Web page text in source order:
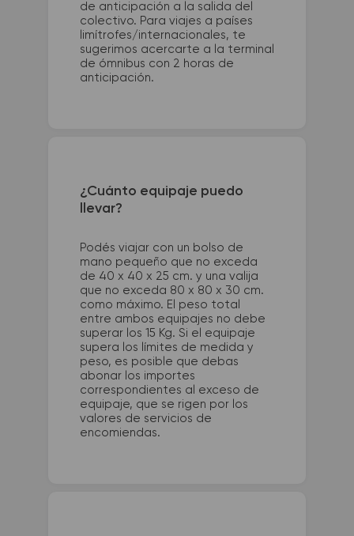
de anticipación a la salida del
colectivo. Para viajes a países
limítrofes/internacionales, te
sugerimos acercarte a la terminal
de ómnibus con 2 horas de
anticipación.
¿Cuánto equipaje puedo
llevar?
Podés viajar con un bolso de
mano pequeño que no exceda
de 40 x 40 x 25 cm. y una valija
que no exceda 80 x 80 x 30 cm.
como máximo. El peso total
entre ambos equipajes no debe
superar los 15 Kg. Si el equipaje
supera los límites de medida y
peso, es posible que debas
abonar los importes
correspondientes al exceso de
equipaje, que se rigen por los
valores de servicios de
encomiendas.